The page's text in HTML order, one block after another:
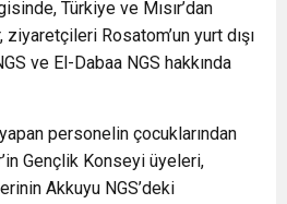
Türkiye ve Mısır’dan
ziyaretçileri Rosatom’un yurt dışı
ve El-Dabaa NGS hakkında
personelin çocuklarından
Gençlik Konseyi üyeleri,
Akkuyu NGS’deki